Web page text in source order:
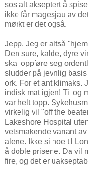
sosialt akseptert å
ikke får magesjau av
mørkt er det også.
Jepp. Jeg er altså
Den sure, kalde, dyre
skal oppføre seg
sludder på jevnlig
ork. For et antiklimaks.
indisk mat igjen! Til og
var helt topp.
virkelig vil "off the
Lakeshore Hospital
velsmakende variant
alene. Ikke si noe til
å doble prisene. Da vil
fire, og det er